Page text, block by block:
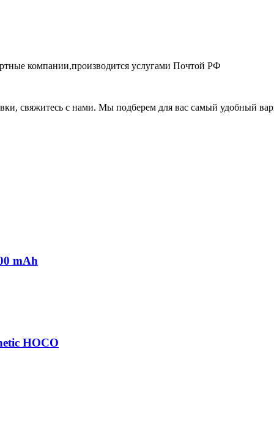
компании,производится услугами Почтой РФ
свяжитесь с нами. Мы подберем для вас самый удобный
mAh
HOCO